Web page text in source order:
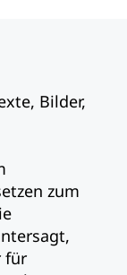
Bilder,
zum
für